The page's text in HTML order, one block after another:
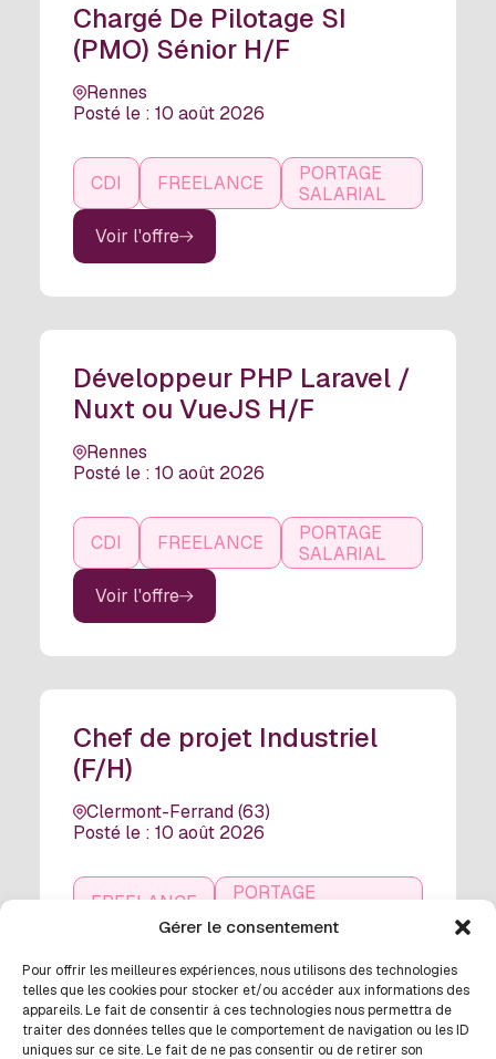
Gérer le consentement
Pour offrir les meilleures expériences, nous utilisons des technologies
telles que les cookies pour stocker et/ou accéder aux informations des
appareils. Le fait de consentir à ces technologies nous permettra de
traiter des données telles que le comportement de navigation ou les ID
uniques sur ce site. Le fait de ne pas consentir ou de retirer son
Chargé De Pilotage SI
(PMO) Sénior H/F
Rennes
Posté le : 10 août 2026
CDI FREELANCE
PORTAGE
SALARIAL
Voir l'offre
Développeur PHP Laravel /
Nuxt ou VueJS H/F
Rennes
Posté le : 10 août 2026
CDI FREELANCE
PORTAGE
SALARIAL
Voir l'offre
Chef de projet Industriel
(F/H)
Clermont-Ferrand (63)
Posté le : 10 août 2026
FREELANCE
PORTAGE